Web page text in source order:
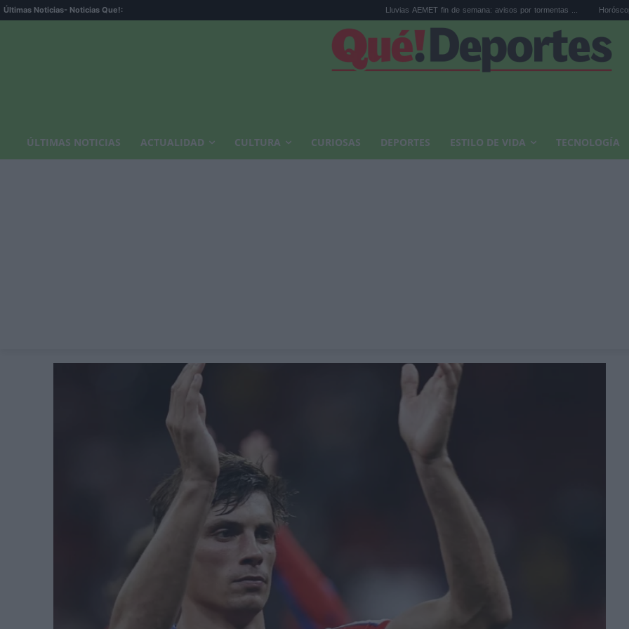
Últimas Noticias- Noticias Que!: Lluvias AEMET fin de semana: avisos por tormentas ... Horóscopo de Leo
ÚLTIMAS NOTICIAS ACTUALIDAD CULTURA CURIOSAS DEPORTES ESTILO DE VIDA TECNOLOGÍA